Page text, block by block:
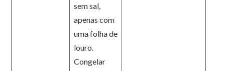
sem sal,
apenas com
uma folha de
louro.
Congelar